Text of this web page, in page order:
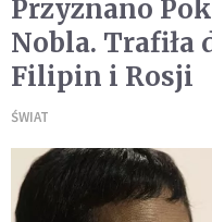
Przyznano
Nobla. Trafiła
Filipin i Rosji
ŚWIAT